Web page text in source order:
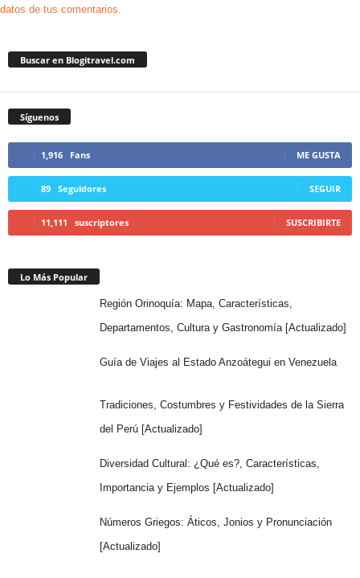
datos de tus comentarios.
Buscar en Blogitravel.com
Síguenos
1,916 Fans ME GUSTA
89 Seguidores SEGUIR
11,111 suscriptores SUSCRIBIRTE
Lo Más Popular
Región Orinoquía: Mapa, Características,
Departamentos, Cultura y Gastronomía [Actualizado]
Guía de Viajes al Estado Anzoátegui en Venezuela
Tradiciones, Costumbres y Festividades de la Sierra
del Perú [Actualizado]
Diversidad Cultural: ¿Qué es?, Características,
Importancia y Ejemplos [Actualizado]
Números Griegos: Áticos, Jonios y Pronunciación
[Actualizado]